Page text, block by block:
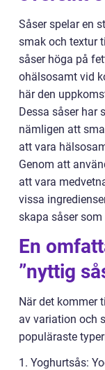
Såser spelar en
smak och textur
såser höga på
ohälsosamt vid
här den
Dessa såser har
nämligen att
att vara
Genom att
att vara
vissa
skapa såser
En
”nyttig
När det kommer
av variation och
populäraste
1. Yoghurtsås: